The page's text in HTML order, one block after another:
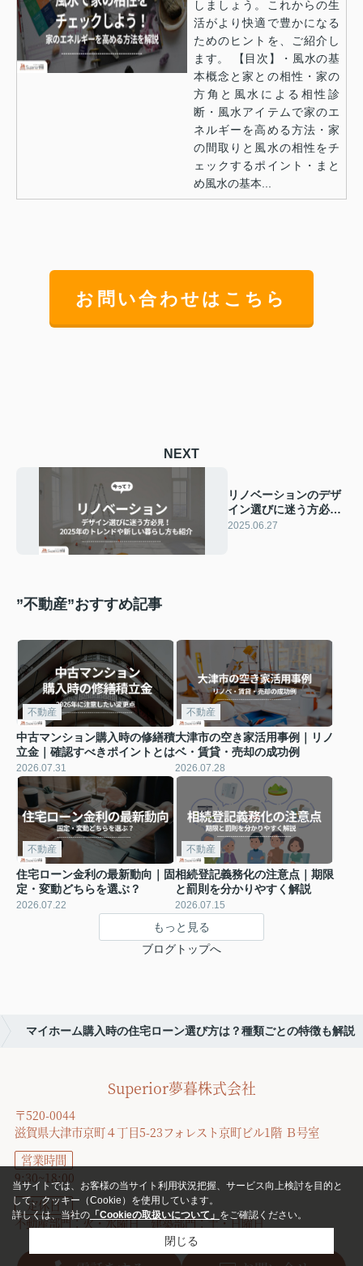
しましょう。これからの生
活がより快適で豊かになる
ためのヒントを、ご紹介し
ます。 【目次】・風水の基
本概念と家との相性・家の
方角と風水による相性診
断・風水アイテムで家のエ
ネルギーを高める方法・家
の間取りと風水の相性をチ
ェックするポイント・まと
め風水の基本...
お問い合わせはこちら
NEXT
リノベーションのデザ
イン選びに迷う方必
見！2025年のトレンド
2025.06.27
”不動産”おすすめ記事
不動産
中古マンション購入時の修繕積
立金｜確認すべきポイントとは
2026.07.31
不動産
大津市の空き家活用事例｜リノ
ベ・賃貸・売却の成功例
2026.07.28
不動産
住宅ローン金利の最新動向｜固
定・変動どちらを選ぶ？
2026.07.22
不動産
相続登記義務化の注意点｜期限
と罰則を分かりやすく解説
2026.07.15
もっと見る
ブログトップへ
マイホーム購入時の住宅ローン選び方は？種類ごとの特徴も解説
Superior夢暮株式会社
〒520-0044
滋賀県大津市京町４丁目5-23フォレスト京町ビル1階 Ｂ号室
営業時間
9:30~18:00
定休日
不動産部門：火・水曜日 建築部門：土・日曜日
当サイトでは、お客様の当サイト利用状況把握、サービス向上検討を目的と
して、クッキー（Cookie）を使用しています。
詳しくは、当社の 「Cookieの取扱いについて」 をご確認ください。
閉じる